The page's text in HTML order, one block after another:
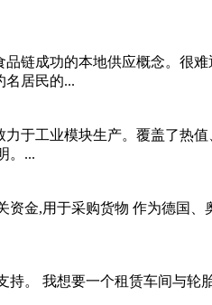
链成功的本地供应概念。很
名居民的...
于工业模块生产。覆盖了热
。...
金,用于采购货物 作为德国
。 我想要一个租赁车间与